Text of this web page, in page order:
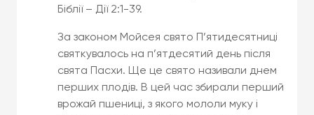
Біблії – Дії 2:1-39.
За законом Мойсея свято П’ятидесятниці
святкувалось на п’ятдесятий день після
свята Пасхи. Ще це свято називали днем
перших плодів. В цей час збирали перший
врожай пшениці, з якого мололи муку і